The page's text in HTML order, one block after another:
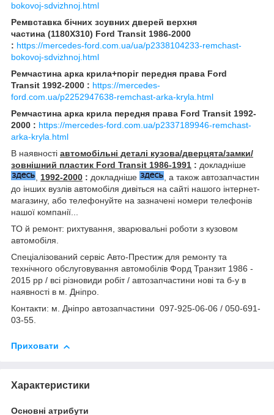
bokovoj-sdvizhnoj.html
Ремвставка бічних зсувних дверей верхня
частина (1180Х310) Ford Transit 1986-2000
: https://mercedes-ford.com.ua/ua/p2338104233-remchast-
bokovoj-sdvizhnoj.html
Ремчастина арка крила+поріг передня права Ford
Transit 1992-2000 : https://mercedes-
ford.com.ua/p2252947638-remchast-arka-kryla.html
Ремчастина арка крила передня права Ford Transit 1992-
2000 : https://mercedes-ford.com.ua/p2337189946-remchast-
arka-kryla.html
В наявності автомобільні деталі кузова/дверцята/замки/
зовнішний пластик Ford Transit 1986-1991 : докладніше
, 1992-2000 : докладніше
, а також автозапчастин
до інших вузлів автомобіля дивіться на сайті нашого інтернет-
магазину, або телефонуйте на зазначені номери телефонів
нашої компанії...
ТО й ремонт: рихтування, зварювальні роботи з кузовом
автомобіля.
Спеціалізований сервіс Авто-Престиж для ремонту та
технічного обслуговування автомобілів Форд Транзит 1986 -
2015 рр / всі різновиди робіт / автозапчастини нові та б-у в
наявності в м. Дніпро.
Контакти: м. Дніпро автозапчастини 097-925-06-06 / 050-691-
03-55.
Приховати
Характеристики
Основні атрибути